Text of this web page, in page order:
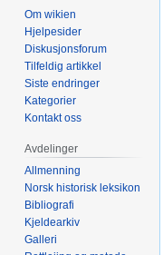
Om wikien
Hjelpesider
Diskusjonsforum
Tilfeldig artikkel
Siste endringer
Kategorier
Kontakt oss
Avdelinger
Allmenning
Norsk historisk leksikon
Bibliografi
Kjeldearkiv
Galleri